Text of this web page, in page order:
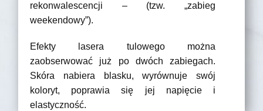
rekonwalescencji – (tzw. „zabieg
weekendowy”).
Efekty lasera tulowego można
zaobserwować już po dwóch zabiegach.
Skóra nabiera blasku, wyrównuje swój
koloryt, poprawia się jej napięcie i
elastyczność.